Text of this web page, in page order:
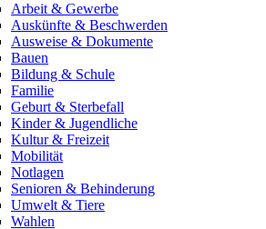
Arbeit & Gewerbe
Auskünfte & Beschwerden
Ausweise & Dokumente
Bauen
Bildung & Schule
Familie
Geburt & Sterbefall
Kinder & Jugendliche
Kultur & Freizeit
Mobilität
Notlagen
Senioren & Behinderung
Umwelt & Tiere
Wahlen